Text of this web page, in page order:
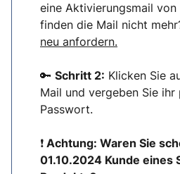
eine Aktivierungsmail von
finden die Mail nicht
neu anfordern.
🔑 Schritt 2: Klicken Sie
Mail und vergeben Sie ihr
Passwort.
❗ Achtung: Waren Sie
01.10.2024 Kunde eines